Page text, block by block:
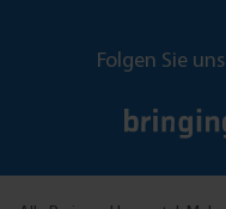
Folgen Sie uns